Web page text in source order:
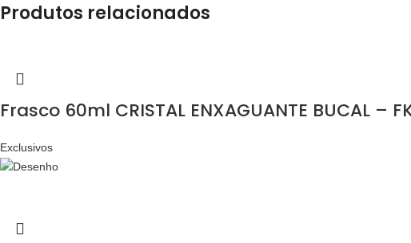
Produtos relacionados
Frasco 60ml CRISTAL ENXAGUANTE BUCAL –
Exclusivos